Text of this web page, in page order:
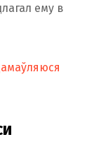
ему в